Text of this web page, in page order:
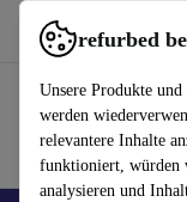
refurbed
Unsere Produkte und
werden
relevantere Inhalte
funktioniert, würden
analysieren und
refurbed schnell und